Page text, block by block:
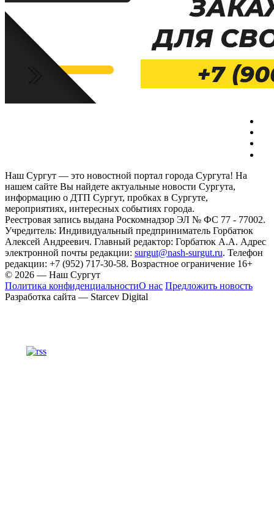
Наш Сургут — это новостной портал города Сургута! На
нашем сайте Вы найдете актуальные новости Сургута,
информацию о ДТП Сургут, пробках в Сургуте,
мероприятиях, интересных событиях города.
Реестровая запись выдана Роскомнадзор ЭЛ № ФС 77 - 77002.
Учредитель: Индивидуальный предприниматель Горбатюк
Алексей Андреевич. Главный редактор: Горбатюк А.А. Адрес
электронной почты редакции: surgut@nash-surgut.ru. Телефон
редакции: +7 (952) 717-30-58. Возрастное ограничение 16+
© 2026 — Наш Сургут
Политика конфиденциальностиО нас Предложить новость
Разработка сайта — Starcev Digital